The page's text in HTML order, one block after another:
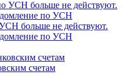
больше не действуют.
по УСН
счетам